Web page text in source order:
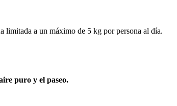
limitada a un máximo de 5 kg por persona al día.
puro y el paseo.